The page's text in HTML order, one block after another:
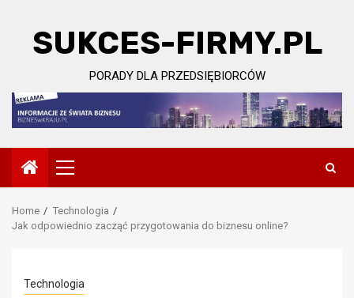
contentSUKCES-FIRMY.PL
PORADY DLA PRZEDSIĘBIORCÓW
Primary
Menu
Home
Technologia
Jak odpowiednio zacząć przygotowania do biznesu online?
Technologia